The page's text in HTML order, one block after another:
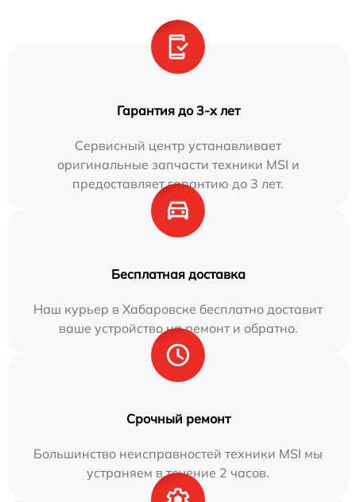
Гарантия до 3-х лет
Сервисный центр устанавливает
оригинальные запчасти техники MSI и
предоставляет гарантию до 3 лет.
Бесплатная доставка
Наш курьер в Хабаровске бесплатно доставит
ваше устройство на ремонт и обратно.
Срочный ремонт
Большинство неисправностей техники MSI мы
устраняем в течение 2 часов.